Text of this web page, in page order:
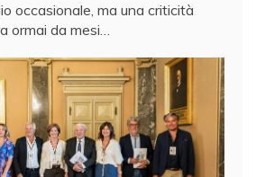
occasionale, ma una criticità
ormai da mesi…